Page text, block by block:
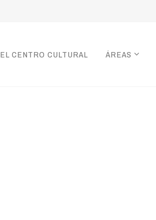
EL CENTRO CULTURAL ÁREAS